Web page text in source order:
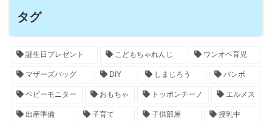
タグ
誕生日プレゼント こどもちゃれんじ ワンオペ育児
マザーズバッグ DIY しまじろう バンボ
ベビーモニター おもちゃ トッポンチーノ エルメス
出産準備 子育て 子供部屋 授乳中